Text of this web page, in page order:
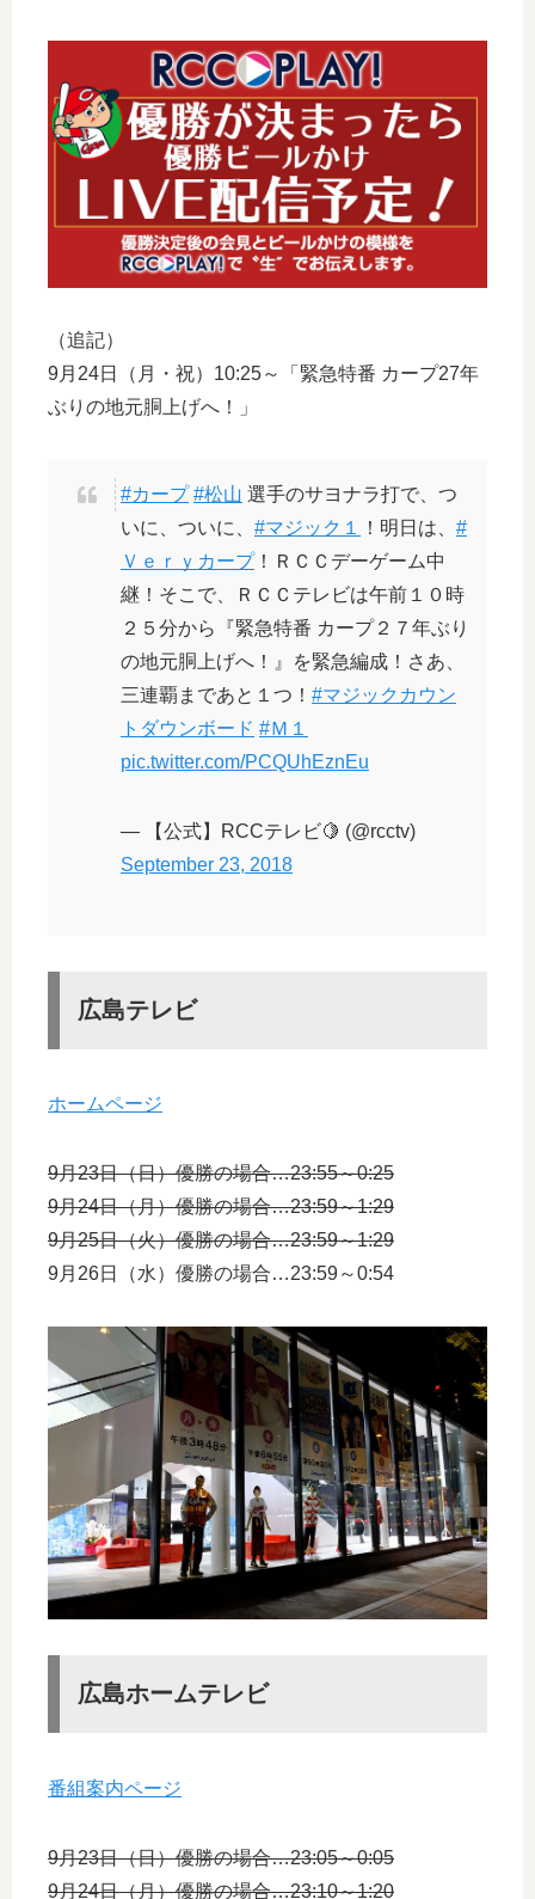
（追記）
9月24日（月・祝）10:25～「緊急特番 カープ27年
ぶりの地元胴上げへ！」
#カープ #松山 選手のサヨナラ打で、つ
いに、ついに、 #マジック１ ！明日は、 #
Ｖｅｒｙカープ！ＲＣＣデーゲーム中
継！そこで、ＲＣＣテレビは午前１０時
２５分から『緊急特番 カープ２７年ぶり
の地元胴上げへ！』を緊急編成！さあ、
三連覇まであと１つ！ #マジックカウン
トダウンボード #Ｍ１
pic.twitter.com/PCQUhEznEu
— 【公式】RCCテレビ🍋 (@rcctv)
September 23, 2018
広島テレビ
ホームページ
9月23日（日）優勝の場合…23:55～0:25
9月24日（月）優勝の場合…23:59～1:29
9月25日（火）優勝の場合…23:59～1:29
9月26日（水）優勝の場合…23:59～0:54
広島ホームテレビ
番組案内ページ
9月23日（日）優勝の場合…23:05～0:05
9月24日（月）優勝の場合…23:10～1:20